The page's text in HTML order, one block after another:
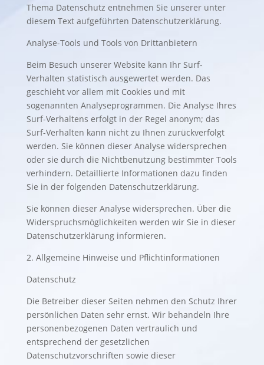
Thema Datenschutz entnehmen Sie unserer unter
diesem Text aufgeführten Datenschutzerklärung.
Analyse-Tools und Tools von Drittanbietern
Beim Besuch unserer Website kann Ihr Surf-
Verhalten statistisch ausgewertet werden. Das
geschieht vor allem mit Cookies und mit
sogenannten Analyseprogrammen. Die Analyse Ihres
Surf-Verhaltens erfolgt in der Regel anonym; das
Surf-Verhalten kann nicht zu Ihnen zurückverfolgt
werden. Sie können dieser Analyse widersprechen
oder sie durch die Nichtbenutzung bestimmter Tools
verhindern. Detaillierte Informationen dazu finden
Sie in der folgenden Datenschutzerklärung.
Sie können dieser Analyse widersprechen. Über die
Widerspruchsmöglichkeiten werden wir Sie in dieser
Datenschutzerklärung informieren.
2. Allgemeine Hinweise und Pflichtinformationen
Datenschutz
Die Betreiber dieser Seiten nehmen den Schutz Ihrer
persönlichen Daten sehr ernst. Wir behandeln Ihre
personenbezogenen Daten vertraulich und
entsprechend der gesetzlichen
Datenschutzvorschriften sowie dieser